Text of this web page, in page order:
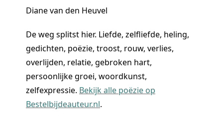
Diane van den Heuvel
De weg splitst hier. Liefde, zelfliefde, heling,
gedichten, poëzie, troost, rouw, verlies,
overlijden, relatie, gebroken hart,
persoonlijke groei, woordkunst,
zelfexpressie. Bekijk alle poëzie op
Bestelbijdeauteur.nl.